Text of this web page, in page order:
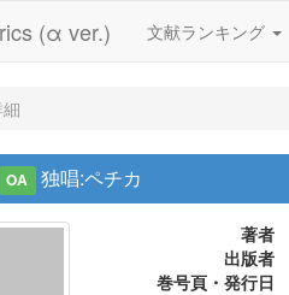
(α ver.) 文献ランキング
OA 独唱:ペチカ
著者
出版者
巻号頁・発行日